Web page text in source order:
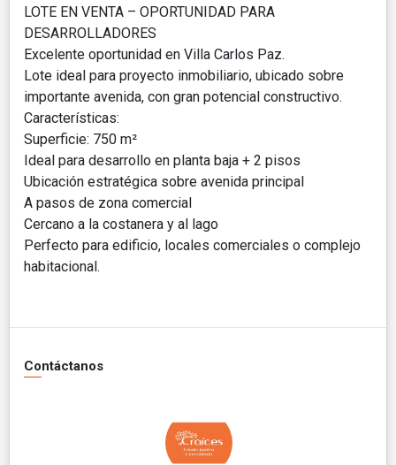
LOTE EN VENTA – OPORTUNIDAD PARA
DESARROLLADORES
Excelente oportunidad en Villa Carlos Paz.
Lote ideal para proyecto inmobiliario, ubicado sobre
importante avenida, con gran potencial constructivo.
Características:
Superficie: 750 m²
Ideal para desarrollo en planta baja + 2 pisos
Ubicación estratégica sobre avenida principal
A pasos de zona comercial
Cercano a la costanera y al lago
Perfecto para edificio, locales comerciales o complejo
habitacional.
Contáctanos